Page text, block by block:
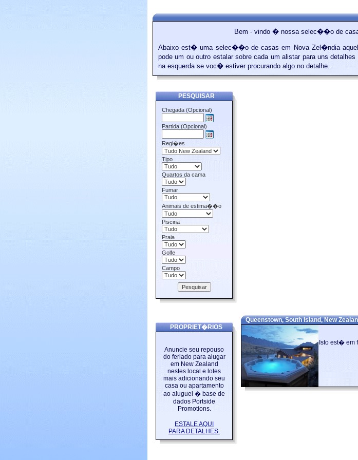
Bem - vindo � nossa selec��o de
Abaixo est� uma selec��o de casas em Nova Zel�ndia
pode um ou outro estalar sobre cada um alistar para uns
na esquerda se voc� estiver procurando algo no detalhe.
PESQUISAR
Chegada (Opcional)
Partida (Opcional)
Regi�es
Tipo
Quartos da cama
Fumar
Animais de estima��o
Piscina
Praia
Golfe
Campo
PROPRIET�RIOS
Anuncie seu repouso
do feriado para alugar
em New Zealand
nestes local e lotes
mais adicionando seu
casa ou apartamento
ao aluguel � base de
dados Portside
Promotions.
ESTALE AQUI
PARA DETALHES.
Queenstown, South Island, New
Isto est� em